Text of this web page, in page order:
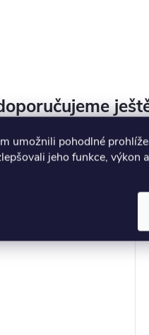
umožnili pohodlné
jeho funkce, výkon